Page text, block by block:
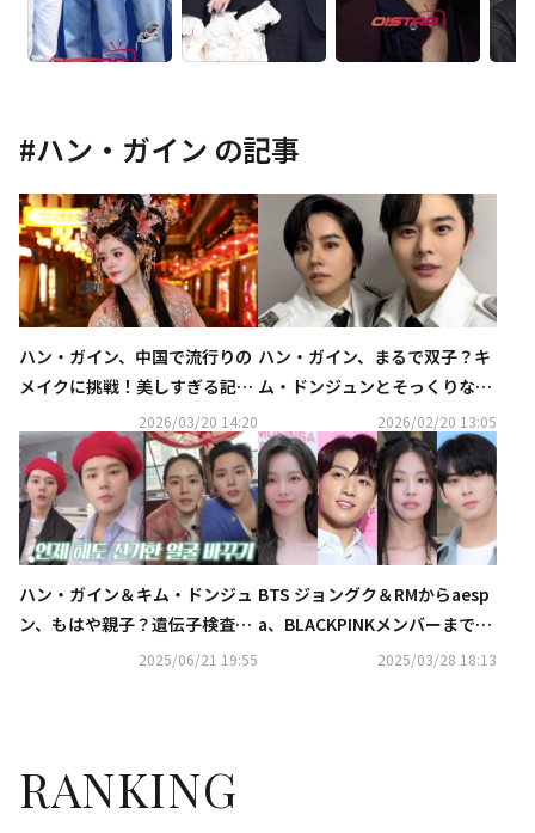
#ハン・ガイン の記事
ハン・ガイン、中国で流行りの
メイクに挑戦！美しすぎる記念
ショットが話題（動画あり）
2026/03/20 14:20
ハン・ガイン、まるで双子？キ
ム・ドンジュンとそっくりな男
2026/02/20 13:05
ハン・ガイン＆キム・ドンジュ
ン、もはや親子？遺伝子検査を
実施（動画あり）2025/06/21 19:55
BTS ジョングク＆RMからaesp
a、BLACKPINKメンバーまで
続々…韓国の山火事の被害支援
2025/03/28 18:13
RANKING